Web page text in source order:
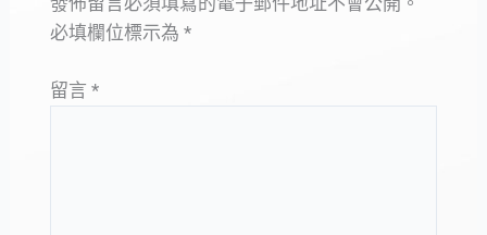
必填欄位標示為 *
留言 *